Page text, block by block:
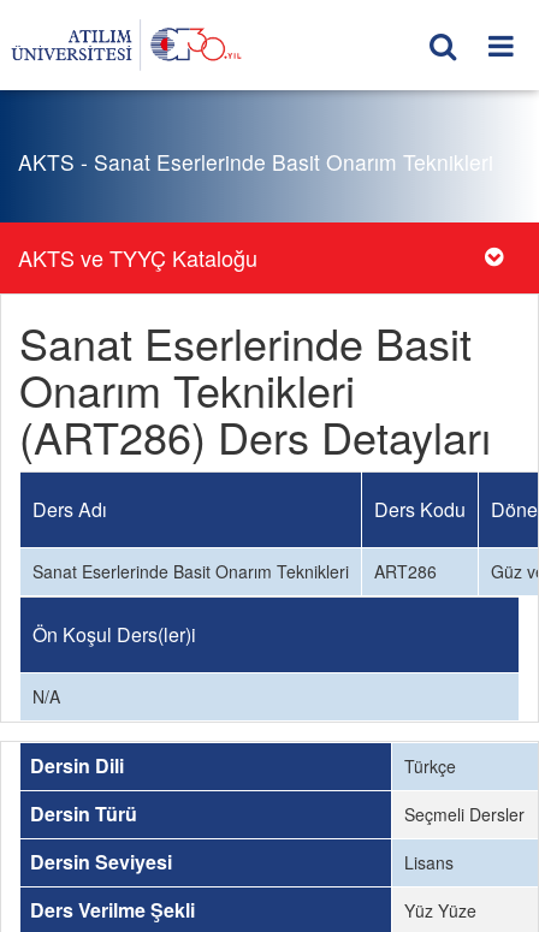
AKTS - Sanat Eserlerinde Basit Onarım Teknikleri
AKTS ve TYYÇ Kataloğu
Sanat Eserlerinde Basit
Onarım Teknikleri
(ART286) Ders Detayları
Ders Adı Ders Kodu
Sanat Eserlerinde Basit Onarım Teknikleri ART286 Güz
Ön Koşul Ders(ler)i
N/A
Dersin Dili Türkçe
Dersin Türü Seçmeli Dersler
Dersin Seviyesi Lisans
Ders Verilme Şekli Yüz Yüze